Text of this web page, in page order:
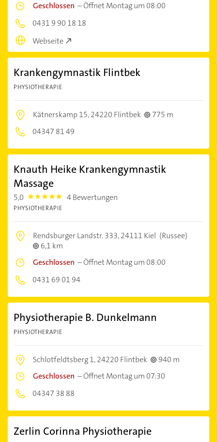
Geschlossen –Öffnet Montag um 08:00
0431 9 90 18 18
Webseite
Krankengymnastik Flintbek
PHYSIOTHERAPIE
Kätnerskamp 15,24220 Flintbek
775 m
04347 81 49
Knauth Heike Krankengymnastik
Massage
5,0 5.0 4 Bewertungen
PHYSIOTHERAPIE
Rendsburger Landstr. 333,24111 Kiel (Russee)
6,1 km
Geschlossen –Öffnet Montag um 08:00
0431 69 01 94
Physiotherapie B. Dunkelmann
PHYSIOTHERAPIE
Schlotfeldtsberg 1,24220 Flintbek
940 m
Geschlossen –Öffnet Montag um 07:30
04347 38 88
Zerlin Corinna Physiotherapie